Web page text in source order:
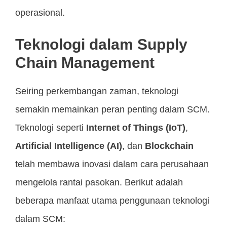
operasional.
Teknologi dalam Supply
Chain Management
Seiring perkembangan zaman, teknologi
semakin memainkan peran penting dalam SCM.
Teknologi seperti Internet of Things (IoT),
Artificial Intelligence (AI), dan Blockchain
telah membawa inovasi dalam cara perusahaan
mengelola rantai pasokan. Berikut adalah
beberapa manfaat utama penggunaan teknologi
dalam SCM: